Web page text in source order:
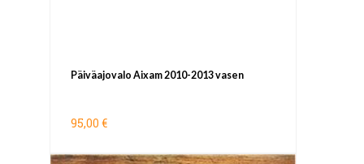
Päiväajovalo Aixam 2010-2013 vasen
95,00 €